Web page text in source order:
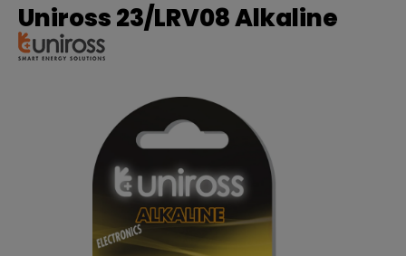
Uniross 23/LRV08 Alkaline